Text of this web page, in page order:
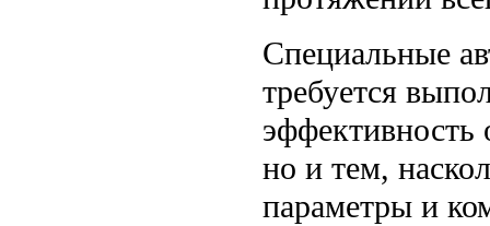
Специальные
требуется
эффективность
но и тем,
параметры и